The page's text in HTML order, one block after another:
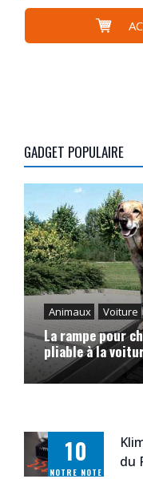
GADGET POPULAIRE
Animaux Voiture
La rampe pour
pliable à la
10
NOTRE NOTE
du